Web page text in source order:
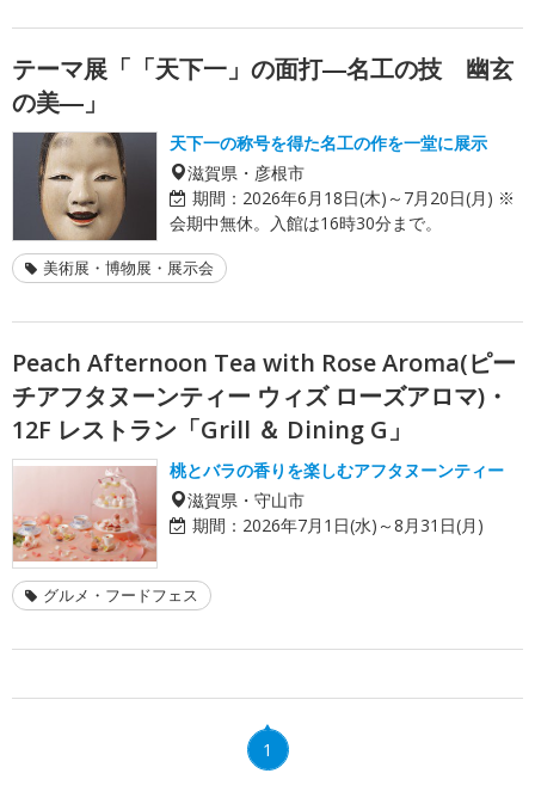
テーマ展「「天下一」の面打―名工の技 幽玄
の美―」
天下一の称号を得た名工の作を一堂に展示
滋賀県・彦根市
期間： 2026年6月18日(木)～7月20日(月) ※
会期中無休。入館は16時30分まで。
美術展・博物展・展示会
Peach Afternoon Tea with Rose Aroma(ピー
チアフタヌーンティー ウィズ ローズアロマ)・
12F レストラン「Grill ＆ Dining G」
桃とバラの香りを楽しむアフタヌーンティー
滋賀県・守山市
期間： 2026年7月1日(水)～8月31日(月)
グルメ・フードフェス
1